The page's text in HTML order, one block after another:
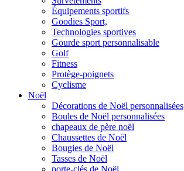
Équipements sportifs
Goodies Sport,
Technologies sportives
Gourde sport personnalisable
Golf
Fitness
Protège-poignets
Cyclisme
Noël
Décorations de Noël personnalisées
Boules de Noël personnalisées
chapeaux de père noël
Chaussettes de Noël
Bougies de Noël
Tasses de Noël
porte-clés de Noël